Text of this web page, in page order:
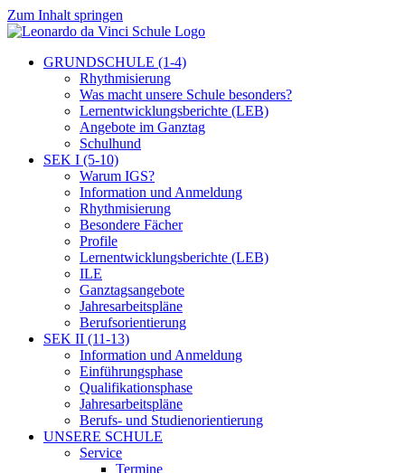
Zum Inhalt springen
GRUNDSCHULE (1-4)
Rhythmisierung
Was macht unsere Schule besonders?
Lernentwicklungsberichte (LEB)
Angebote im Ganztag
Schulhund
SEK I (5-10)
Warum IGS?
Information und Anmeldung
Rhythmisierung
Besondere Fächer
Profile
Lernentwicklungsberichte (LEB)
ILE
Ganztagsangebote
Jahresarbeitspläne
Berufsorientierung
SEK II (11-13)
Information und Anmeldung
Einführungsphase
Qualifikationsphase
Jahresarbeitspläne
Berufs- und Studienorientierung
UNSERE SCHULE
Service
Termine